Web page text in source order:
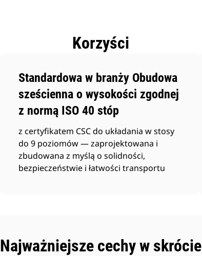
Korzyści
Standardowa w branży Obudowa
sześcienna o wysokości zgodnej
z normą ISO 40 stóp
z certyfikatem CSC do układania w stosy
do 9 poziomów — zaprojektowana i
zbudowana z myślą o solidności,
bezpieczeństwie i łatwości transportu
Najważniejsze cechy w skrócie